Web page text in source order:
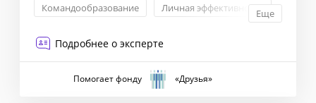
Командообразование
Личная эффективностьЕще
Подробнее о эксперте
Помогает фонду «Друзья»